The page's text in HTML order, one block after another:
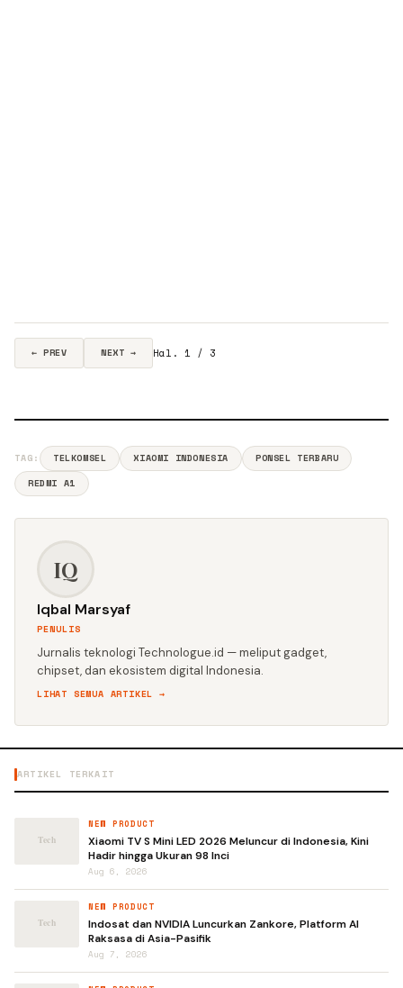
← PREV NEXT → Hal. 1 / 3
TAG: TELKOMSEL XIAOMI INDONESIA
PONSEL TERBARU
REDMI A1
IQ
Iqbal Marsyaf
PENULIS
Jurnalis teknologi Technologue.id — meliput gadget,
chipset, dan ekosistem digital Indonesia.
LIHAT SEMUA ARTIKEL →
ARTIKEL TERKAIT
NEW PRODUCT
Xiaomi TV S Mini LED 2026 Meluncur di Indonesia, Kini
Hadir hingga Ukuran 98 Inci
Aug 6, 2026
NEW PRODUCT
Indosat dan NVIDIA Luncurkan Zankore, Platform AI
Raksasa di Asia-Pasifik
Aug 7, 2026